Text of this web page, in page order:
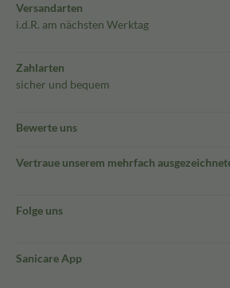
Versandarten
i.d.R. am nächsten Werktag
Zahlarten
sicher und bequem
Bewerte uns
Vertraue unserem mehrfach
Folge uns
Sanicare App